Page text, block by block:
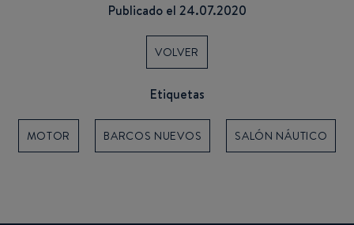
Publicado el 24.07.2020
VOLVER
Etiquetas
MOTOR BARCOS NUEVOS SALÓN NÁUTICO